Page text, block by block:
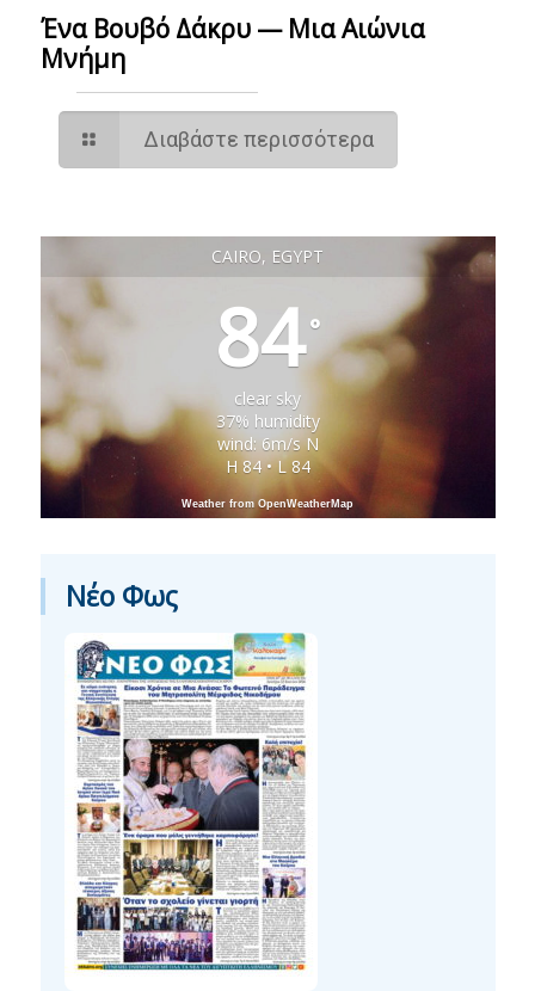
Ένα Βουβό Δάκρυ — Μια Αιώνια
Μνήμη
Διαβάστε περισσότερα
CAIRO, EGYPT
84°
clear sky
37% humidity
wind: 6m/s N
H 84 • L 84
Weather from OpenWeatherMap
Νέο Φως